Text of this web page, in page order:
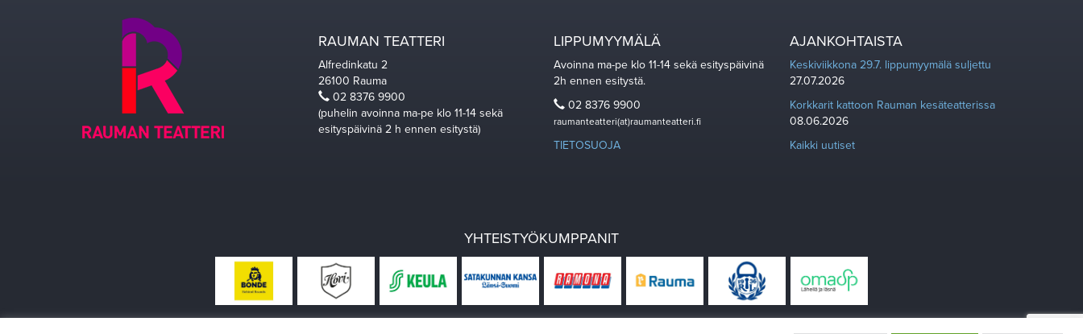
RAUMAN TEATTERI
Alfredinkatu 2
26100 Rauma
02 8376 9900
(puhelin avoinna ma-pe klo 11-14 sekä
esityspäivinä 2 h ennen esitystä)
LIPPUMYYMÄLÄ
Avoinna ma-pe klo 11-14 sekä esityspäivinä
2h ennen esitystä.
02 8376 9900
raumanteatteri(at)raumanteatteri.fi
TIETOSUOJA
AJANKOHTAISTA
Keskiviikkona 29.7. lippumyymälä suljettu
27.07.2026
Korkkarit kattoon Rauman kesäteatterissa
08.06.2026
Kaikki uutiset
YHTEISTYÖKUMPPANIT